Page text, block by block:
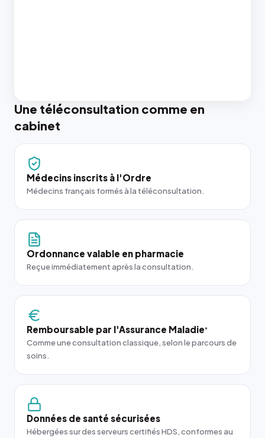
Une téléconsultation comme en
cabinet
Médecins inscrits à l'Ordre
Médecins français formés à la téléconsultation.
Ordonnance valable en pharmacie
Reçue immédiatement après la consultation.
Remboursable par l'Assurance Maladie*
Comme une consultation classique, selon le parcours de
soins.
Données de santé sécurisées
Hébergées sur des serveurs certifiés HDS, conformes au